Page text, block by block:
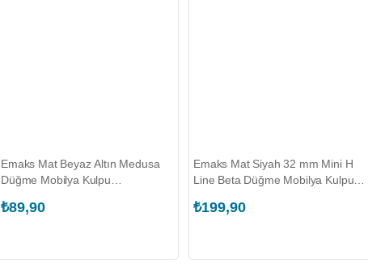
Emaks Mat Beyaz Altın Medusa
Düğme Mobilya Kulpu
₺89,90
Emaks Mat Siyah 32 mm Mini H
Line Beta Düğme Mobilya Kulpu
₺199,90